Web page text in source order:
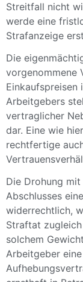
Streitfall nicht
werde eine
Strafanzeige
Die
vorgenommene
Einkaufspreisen
Arbeitgebers
vertraglicher
dar. Eine wie
rechtfertige
Die Drohung
Abschlusses
widerrechtlich,
Straftat
solchem
Arbeitgeber